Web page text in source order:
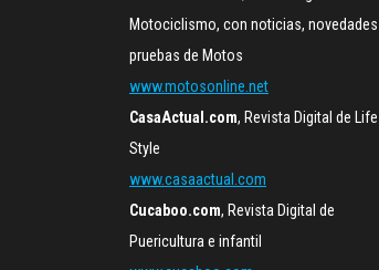
Motociclismo, con noticias,
pruebas de Motos
www.motosonline.net
CasaActual.com, Revista Digital de Life
Style
www.casaactual.com
Cucaboo.com, Revista Digital de
Puericultura e infantil